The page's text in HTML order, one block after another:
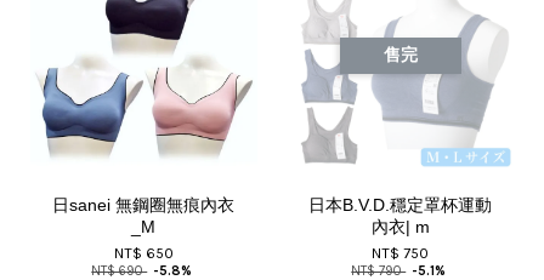
日sanei 無鋼圈無痕內衣
_M
NT$ 650
NT$ 690 -5.8%
售完
日本B.V.D.穩定罩杯運動
內衣| m
NT$ 750
NT$ 790 -5.1%